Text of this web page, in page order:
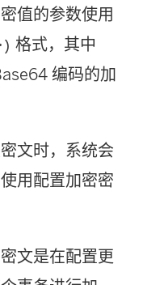
值的参数使用
格式，其中
编码的加
文时，系统会
用配置加密密
文是在配置更